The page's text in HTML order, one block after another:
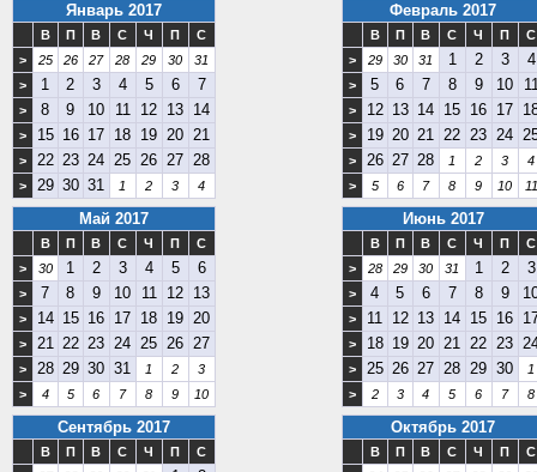
Январь 2017
В П В С Ч П
С
>
25 26 27 28 29 30
31
>
1 2 3 4 5 6 7
> 8 9 10 11 12 13 14
> 15 16 17 18 19 20 21
> 22 23 24 25 26 27 28
> 29 30 31 1 2 3 4
Февраль 2017
В П В С Ч П
С
>
29 30 31 1 2 3 4
> 5 6 7 8 9 10
> 12 13 14 15 16 17
> 19 20 21 22 23 24
> 26 27 28 1 2 3
4
>
5 6 7 8 9 10 11
Май 2017
В П В С Ч П
С
>
30 1 2 3 4 5 6
> 7 8 9 10 11 12 13
> 14 15 16 17 18 19 20
> 21 22 23 24 25 26 27
> 28 29 30 31 1 2
3
>
4 5 6 7 8 9 10
Июнь 2017
В П В С Ч П
С
>
28 29 30 31 1 2 3
> 4 5 6 7 8 9
> 11 12 13 14 15 16
> 18 19 20 21 22 23
> 25 26 27 28 29 30
1
>
2 3 4 5 6 7 8
Сентябрь 2017
В П В С Ч П
С
Октябрь 2017
В П В С Ч П
С